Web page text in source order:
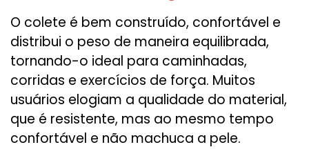
O colete é bem construído, confortável e
distribui o peso de maneira equilibrada,
tornando-o ideal para caminhadas,
corridas e exercícios de força. Muitos
usuários elogiam a qualidade do material,
que é resistente, mas ao mesmo tempo
confortável e não machuca a pele.